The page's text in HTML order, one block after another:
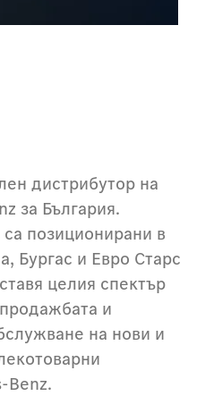
дистрибутор на
за България.
позиционирани в
Бургас и Евро Старс
целия спектър
и
на нови и
Benz.